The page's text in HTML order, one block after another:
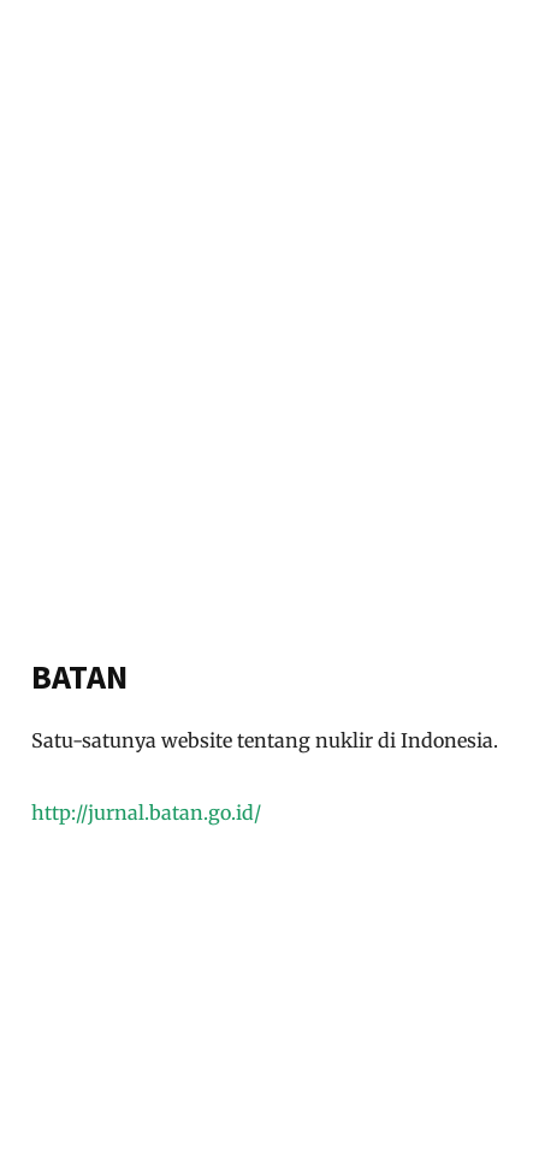
BATAN
Satu-satunya website tentang nuklir di Indonesia.
http://jurnal.batan.go.id/